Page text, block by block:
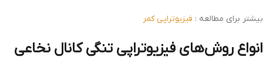
بیشتر برای مطالعه : فیزیوتراپی کمر
انواع روش‌های فیزیوتراپی تنگی کانال نخاعی